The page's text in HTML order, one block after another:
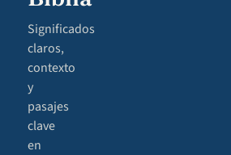
Significados
claros,
contexto
y
pasajes
clave
en